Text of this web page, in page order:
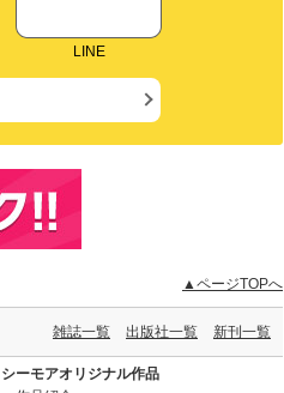
LINE
▲ページTOPへ
雑誌一覧 出版社一覧 新刊一覧
シーモアオリジナル作品